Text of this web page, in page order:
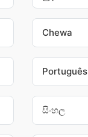
Chewa
Português
සිංහල